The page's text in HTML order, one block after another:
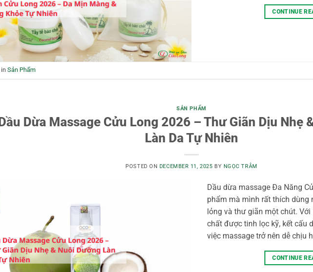
CONTINUE
in Sản Phẩm
SẢN PHẨM
Dừa Massage Cửu Long 2026 – Thư Giãn Dịu Nhẹ
Làn Da Tự Nhiên
POSTED ON DECEMBER 11, 2025 BY NGỌC TRÂM
Dầu dừa massage Đa Năng
phẩm mà mình rất thích dùng
lỏng và thư giãn một chút. Với
chất được tinh lọc kỹ, kết cấu
việc massage trở nên dễ chịu
CONTINUE